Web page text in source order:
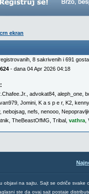
ekran
8 sakrivenih i 691
- dana 04 Apr 2026 04:18
advokat84 aleph_one
Jomini K a s p e r, K2
, nebojsag nefs nenooo
TheBeastOfMG Tribal vathra
na sajtu. Sajt se odriče svake
ste da ovaj sajt postaje